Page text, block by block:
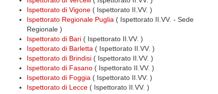
Ispettorato di Vigone ( Ispettorato II.VV. )
Ispettorato Regionale Puglia ( Ispettorato II.VV. - Sede
Regionale )
Ispettorato di Bari ( Ispettorato II.VV. )
Ispettorato di Barletta ( Ispettorato II.VV. )
Ispettorato di Brindisi ( Ispettorato II.VV. )
Ispettorato di Fasano ( Ispettorato II.VV. )
Ispettorato di Foggia ( Ispettorato II.VV. )
Ispettorato di Lecce ( Ispettorato II.VV. )